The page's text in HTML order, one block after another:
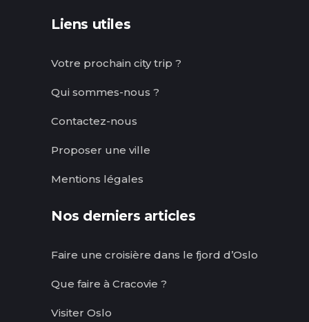
Liens utiles
Votre prochain city trip ?
Qui sommes-nous ?
Contactez-nous
Proposer une ville
Mentions légales
Nos derniers articles
Faire une croisière dans le fjord d’Oslo
Que faire à Cracovie ?
Visiter Oslo